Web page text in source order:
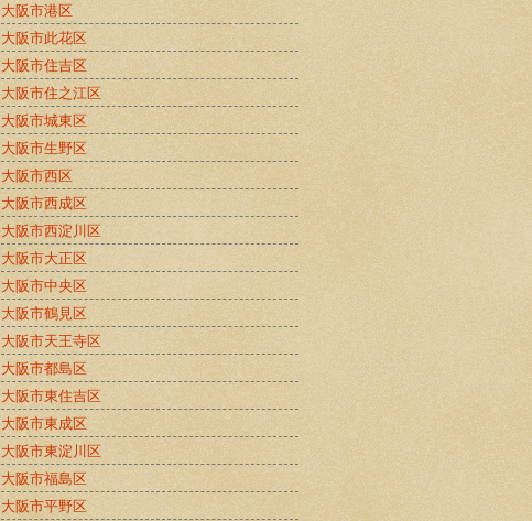
大阪市港区
大阪市此花区
大阪市住吉区
大阪市住之江区
大阪市城東区
大阪市生野区
大阪市西区
大阪市西成区
大阪市西淀川区
大阪市大正区
大阪市中央区
大阪市鶴見区
大阪市天王寺区
大阪市都島区
大阪市東住吉区
大阪市東成区
大阪市東淀川区
大阪市福島区
大阪市平野区